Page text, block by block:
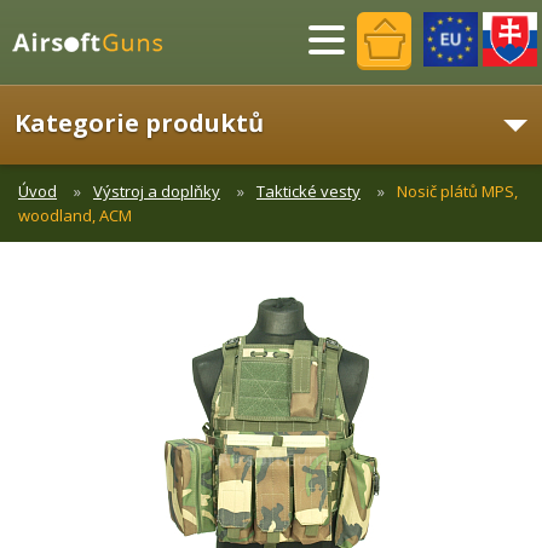
Menu
Kategorie produktů
Úvod Výstroj a doplňky Taktické vesty
Nosič plátů MPS,
woodland, ACM